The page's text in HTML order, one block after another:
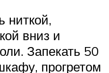
ниткой,
вниз и
Запекать 50
прогретом